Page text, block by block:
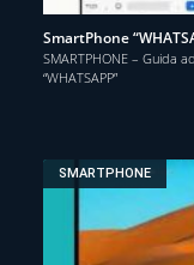
SmartPhone
SMARTPHONE – Guida
“WHATSAPP”
SMARTPHONE